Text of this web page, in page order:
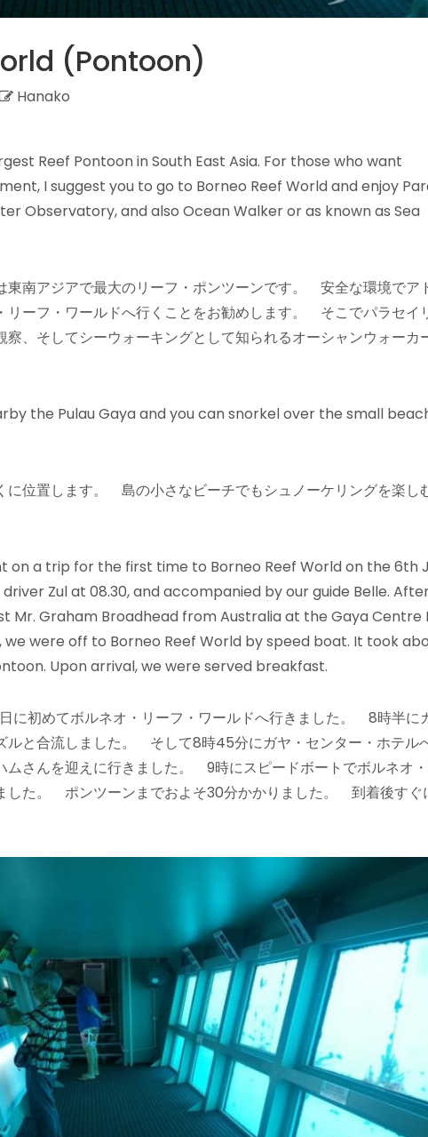
(Pontoon)
Hanako
Reef Pontoon in South East Asia. For those who want
I suggest you to go to Borneo Reef World and enjoy
Observatory, and also Ocean Walker or as known as Sea
東南アジアで最大のリーフ・ポンツーンです。 安全な環境でア
リーフ・ワールドへ行くことをお勧めします。 そこでパラセイ
察、そしてシーウォーキングとして知られるオーシャンウォーカ
the Pulau Gaya and you can snorkel over the small
に位置します。 島の小さなビーチでもシュノーケリングを楽し
on a trip for the first time to Borneo Reef World on the 6th
driver Zul at 08.30, and accompanied by our guide Belle.
Mr. Graham Broadhead from Australia at the Gaya Centre
we were off to Borneo Reef World by speed boat. It took
Upon arrival, we were served breakfast.
に初めてボルネオ・リーフ・ワールドへ行きました。 8時半に
ルと合流しました。 そして8時45分にガヤ・センター・ホテル
ムさんを迎えに行きました。 9時にスピードボートでボルネオ
した。 ポンツーンまでおよそ30分かかりました。 到着後すぐ